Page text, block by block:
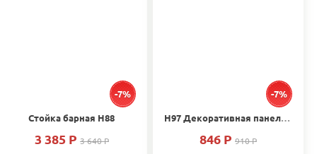
-7%
Стойка барная Н88
3 385 P 3 640 P
-7%
Н97 Декоративная панель для посудомоечной машины (фасад для посудомойки)
846 P 910 P